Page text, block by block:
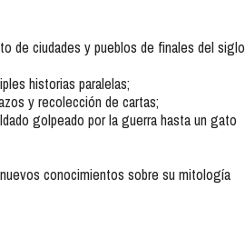
de ciudades y pueblos de finales del siglo
historias paralelas;
y recolección de cartas;
golpeado por la guerra hasta un gato
conocimientos sobre su mitología